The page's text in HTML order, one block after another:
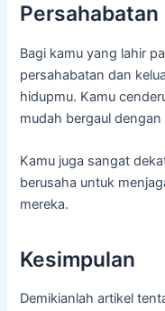
Persahabatan
Bagi kamu yang lahir
persahabatan dan
hidupmu. Kamu
mudah bergaul dengan
Kamu juga sangat
berusaha untuk
mereka.
Kesimpulan
Demikianlah artikel